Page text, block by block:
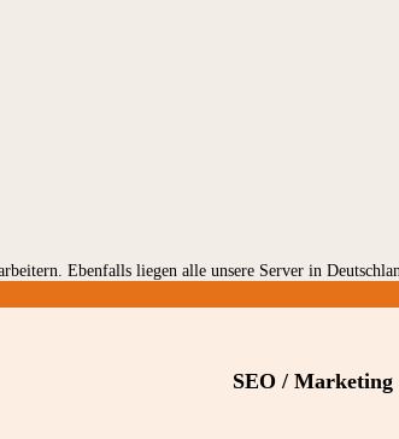
Ebenfalls liegen alle unsere Server in
SEO / Marketing